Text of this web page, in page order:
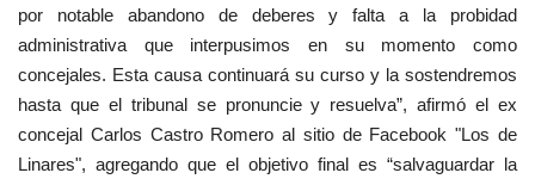
por notable abandono de deberes y falta a la probidad
administrativa que interpusimos en su momento como
concejales. Esta causa continuará su curso y la sostendremos
hasta que el tribunal se pronuncie y resuelva”, afirmó el ex
concejal Carlos Castro Romero al sitio de Facebook "Los de
Linares", agregando que el objetivo final es “salvaguardar la